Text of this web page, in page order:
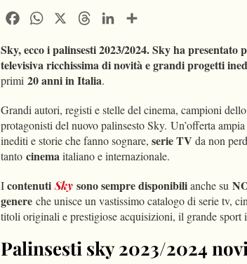
FacebookWhatsApp ThreadsLinkedIn
Sky, ecco i palinsesti 2023/2024. Sky ha
televisiva ricchissima di novità e grandi progetti
primi 20 anni in Italia.
Grandi autori, registi e stelle del cinema, campioni
protagonisti del nuovo palinsesto Sky. Un’offerta
inediti e storie che fanno sognare, serie TV da non
tanto cinemaitaliano e internazionale.
IcontenutiSky sono sempre disponibilianche su
genere che unisce un vastissimo catalogo di serie tv,
titoli originali e prestigiose acquisizioni, il grande sport
Palinsesti sky 2023/2024